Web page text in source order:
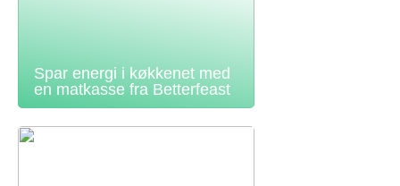
Spar energi i køkkenet med
en matkasse fra Betterfeast